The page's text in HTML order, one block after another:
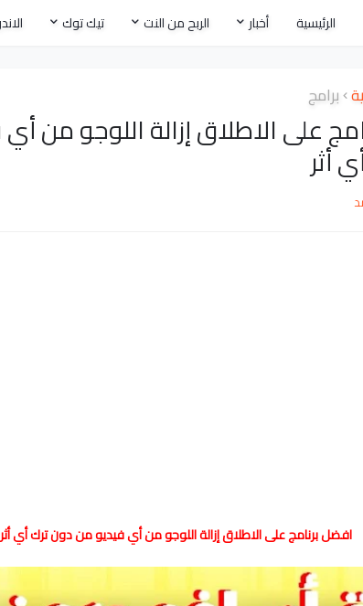
الرئيسية أخبار الربح من النت تيك توك
برامج
على الاطلاق إزالة اللوجو من
أثر
افضل برنامج على الاطلاق إزالة اللوجو من أي فيديو من دون ترك أي أثر